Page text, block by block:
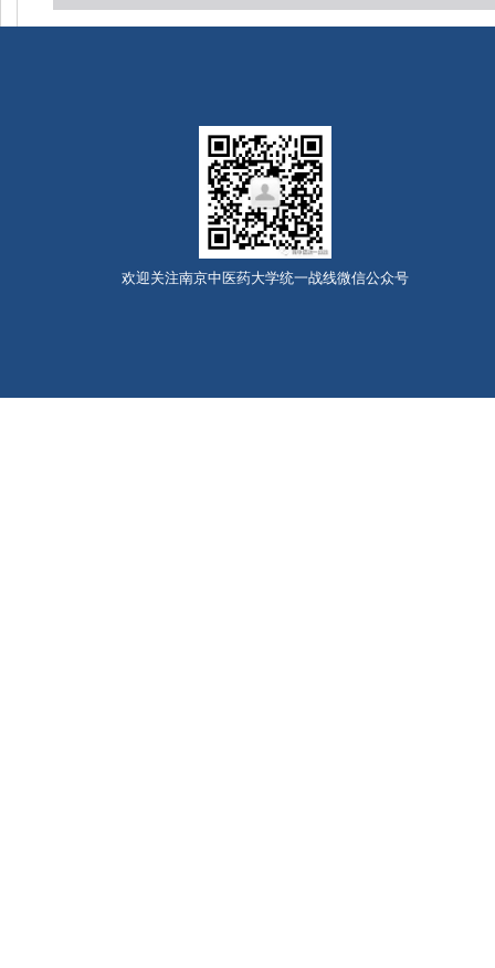
欢迎关注南京中医药大学统一战线微信公众号